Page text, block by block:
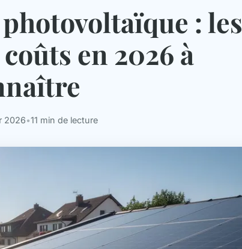
: les
en 2026 à
2026•11 min de lecture